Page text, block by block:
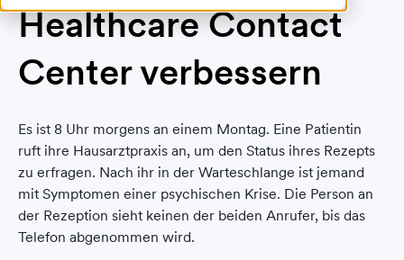
Healthcare Contact
Center verbessern
Es ist 8 Uhr morgens an einem Montag. Eine Patientin
ruft ihre Hausarztpraxis an, um den Status ihres Rezepts
zu erfragen. Nach ihr in der Warteschlange ist jemand
mit Symptomen einer psychischen Krise. Die Person an
der Rezeption sieht keinen der beiden Anrufer, bis das
Telefon abgenommen wird.